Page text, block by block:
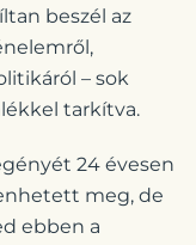
beszél az
– sok
tarkítva.
24 évesen
meg, de
ebben a